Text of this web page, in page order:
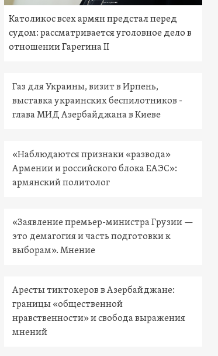
Католикос всех армян предстал перед
судом: рассматривается уголовное дело в
отношении Гарегина II
Газ для Украины, визит в Ирпень,
выставка украинских беспилотников -
глава МИД Азербайджана в Киеве
«Наблюдаются признаки «развода»
Армении и российского блока ЕАЭС»:
армянский политолог
«Заявление премьер-министра Грузии —
это демагогия и часть подготовки к
выборам». Мнение
Аресты тиктокеров в Азербайджане:
границы «общественной
нравственности» и свобода выражения
мнений